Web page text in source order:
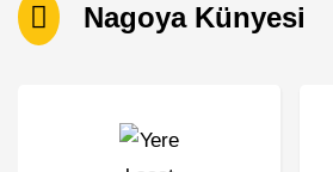
Nagoya Künyesi